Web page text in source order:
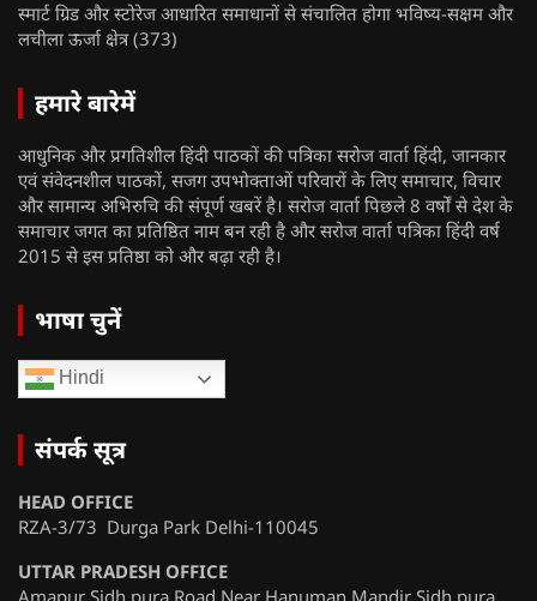
स्मार्ट ग्रिड और स्टोरेज आधारित समाधानों से संचालित होगा भविष्य-सक्षम और
लचीला ऊर्जा क्षेत्र (373)
हमारे बारेमें
आधुनिक और प्रगतिशील हिंदी पाठकों की पत्रिका सरोज वार्ता हिंदी, जानकार
एवं संवेदनशील पाठकों, सजग उपभोक्ताओं परिवारों के लिए समाचार, विचार
और सामान्य अभिरुचि की संपूर्ण खबरें है। सरोज वार्ता पिछले 8 वर्षों से देश के
समाचार जगत का प्रतिष्ठित नाम बन रही है और सरोज वार्ता पत्रिका हिंदी वर्ष
2015 से इस प्रतिष्ठा को और बढ़ा रही है।
भाषा चुनें
Hindi
संपर्क सूत्र
HEAD OFFICE
RZA-3/73 Durga Park Delhi-110045
UTTAR PRADESH OFFICE